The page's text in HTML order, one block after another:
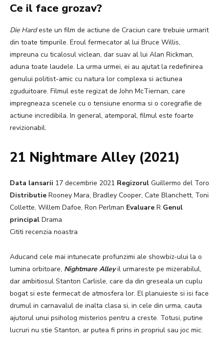
Ce il face grozav?
Die Hardeste un film de actiune de Craciun care trebuie urmarit
din toate timpurile. Eroul fermecator al lui Bruce Willis,
impreuna cu ticalosul viclean, dar suav al lui Alan Rickman,
aduna toate laudele. La urma urmei, ei au ajutat la redefinirea
genului politist-amic cu natura lor complexa si actiunea
zguduitoare. Filmul este regizat de John McTiernan, care
impregneaza scenele cu o tensiune enorma si o coregrafie de
actiune incredibila. In general, atemporal, filmul este foarte
revizionabil.
21 Nightmare Alley (2021)
Data lansarii 17 decembrie 2021 Regizorul Guillermo del Toro
Distributie Rooney Mara, Bradley Cooper, Cate Blanchett, Toni
Collette, Willem Dafoe, Ron Perlman Evaluare R Genul
principal Drama
Cititi recenzia noastra
Aducand cele mai intunecate profunzimi ale showbiz-ului la o
lumina orbitoare, Nightmare Alleyil urmareste pe mizerabilul,
dar ambitiosul Stanton Carlisle, care da din greseala un cuplu
bogat si este fermecat de atmosfera lor. El planuieste si isi face
drumul in carnavalul de inalta clasa si, in cele din urma, cauta
ajutorul unui psiholog misterios pentru a creste. Totusi, putine
lucruri nu stie Stanton, ar putea fi prins in propriul sau joc mic.